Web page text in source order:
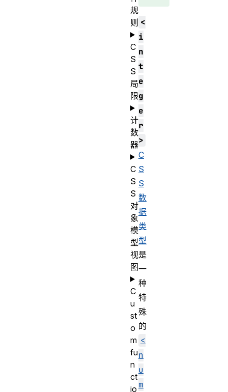
<
i
n
t
e
g
e
r
>
C
S
S
数
据
类
型
是
一
种
特
殊
的
<
n
u
m
规
则
C
S
S
局
限
计
数
器
C
S
S
对
象
模
型
视
图
C
u
st
o
m
fu
n
ct
io